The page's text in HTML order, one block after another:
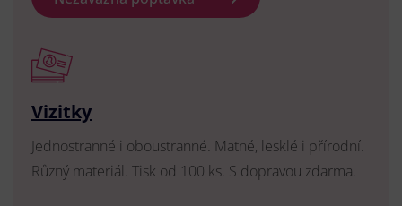
Vizitky
Jednostranné i oboustranné. Matné, lesklé i přírodní.
Různý materiál. Tisk od 100 ks. S dopravou zdarma.